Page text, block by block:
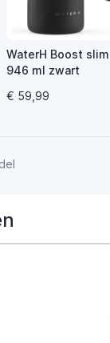
WaterH Boost
946 ml zwart
€ 59,99